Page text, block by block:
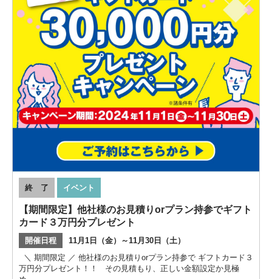
終 了 イベント
【期間限定】他社様のお見積りorプラン持参でギフト
カード３万円分プレゼント
開催日程
11月1日（金）～11月30日（土）
＼ 期間限定 ／ 他社様のお見積りorプラン持参で ギフトカード３
万円分プレゼント！！ その見積もり、正しい金額設定か見極